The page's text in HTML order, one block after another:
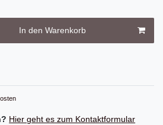
In den Warenkorb
Hier geht es zum Kontaktformular